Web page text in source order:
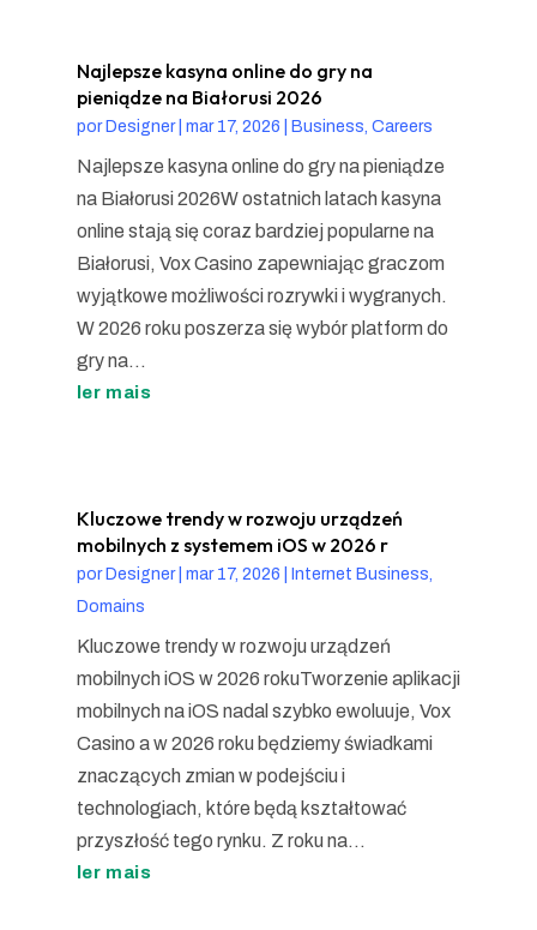
Najlepsze kasyna online do gry na
pieniądze na Białorusi 2026
por Designer| mar 17, 2026 Business, Careers
Najlepsze kasyna online do gry na pieniądze
na Białorusi 2026W ostatnich latach kasyna
online stają się coraz bardziej popularne na
Białorusi, Vox Casino zapewniając graczom
wyjątkowe możliwości rozrywki i wygranych.
W 2026 roku poszerza się wybór platform do
gry na...
ler mais
Kluczowe trendy w rozwoju urządzeń
mobilnych z systemem iOS w 2026 r
porDesigner| mar 17, 2026
Internet Business,
Domains
Kluczowe trendy w rozwoju urządzeń
mobilnych iOS w 2026 rokuTworzenie aplikacji
mobilnych na iOS nadal szybko ewoluuje, Vox
Casino a w 2026 roku będziemy świadkami
znaczących zmian w podejściu i
technologiach, które będą kształtować
przyszłość tego rynku. Z roku na...
ler mais